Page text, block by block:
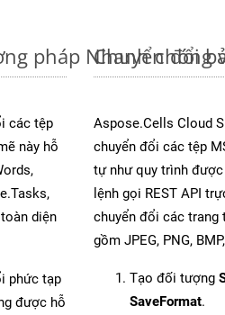
pháp Nhanh chóng
các tệp
này hỗ
diện
phức tạp
được hỗ
Chuyển đổi
Aspose.Cells Cloud
chuyển đổi các tệp
tự như quy trình được
lệnh gọi REST API
chuyển đổi các trang
gồm JPEG, PNG,
Tạo đối tượng
SaveFormat.